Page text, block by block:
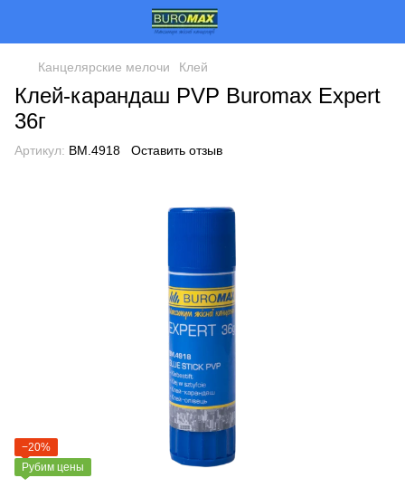
Канцелярские мелочи Клей
Клей-карандаш PVP Buromax Expert
36г
Артикул: BM.4918 Оставить отзыв
−20%
Рубим цены